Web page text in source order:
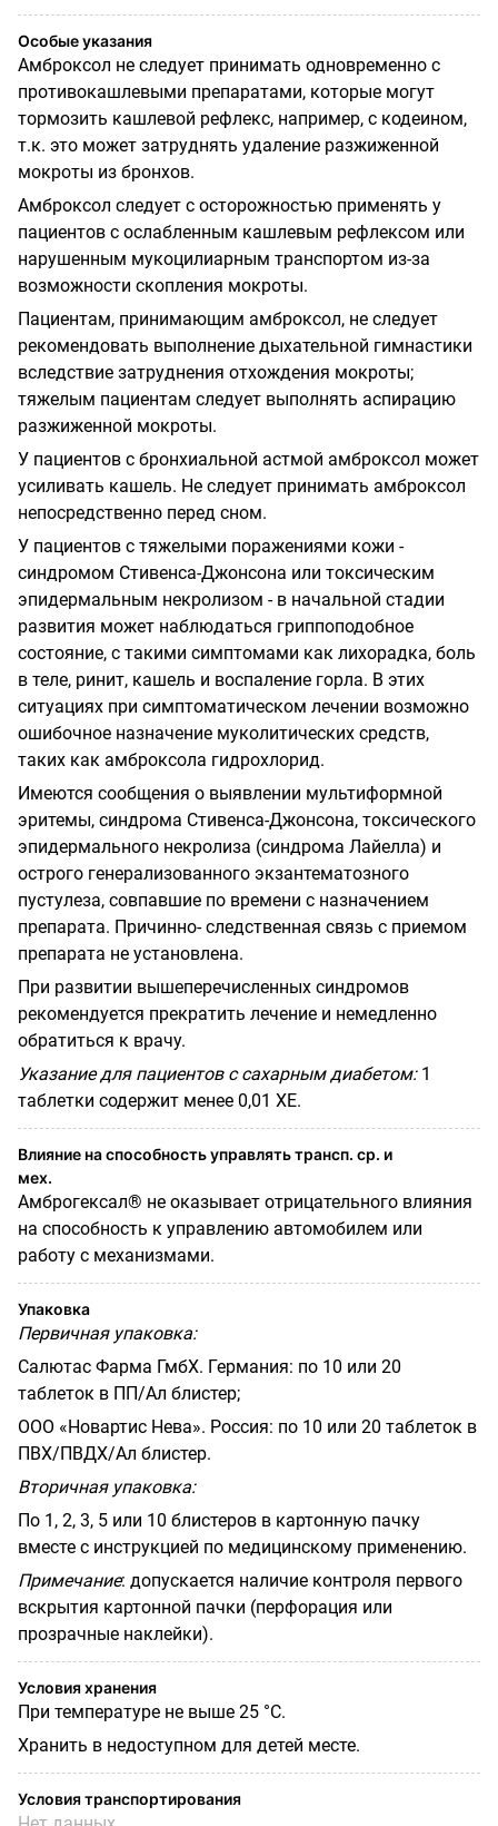
Особые указания
Амброксол не следует принимать одновременно с
противокашлевыми препаратами, которые могут
тормозить кашлевой рефлекс, например, с кодеином,
т.к. это может затруднять удаление разжиженной
мокроты из бронхов.
Амброксол следует с осторожностью применять у
пациентов с ослабленным кашлевым рефлексом или
нарушенным мукоцилиарным транспортом из-за
возможности скопления мокроты.
Пациентам, принимающим амброксол, не следует
рекомендовать выполнение дыхательной гимнастики
вследствие затруднения отхождения мокроты;
тяжелым пациентам следует выполнять аспирацию
разжиженной мокроты.
У пациентов с бронхиальной астмой амброксол может
усиливать кашель. Не следует принимать амброксол
непосредственно перед сном.
У пациентов с тяжелыми поражениями кожи -
синдромом Стивенса-Джонсона или токсическим
эпидермальным некролизом - в начальной стадии
развития может наблюдаться гриппоподобное
состояние, с такими симптомами как лихорадка, боль
в теле, ринит, кашель и воспаление горла. В этих
ситуациях при симптоматическом лечении возможно
ошибочное назначение муколитических средств,
таких как амброксола гидрохлорид.
Имеются сообщения о выявлении мультиформной
эритемы, синдрома Стивенса-Джонсона, токсического
эпидермального некролиза (синдрома Лайелла) и
острого генерализованного экзантематозного
пустулеза, совпавшие по времени с назначением
препарата. Причинно- следственная связь с приемом
препарата не установлена.
При развитии вышеперечисленных синдромов
рекомендуется прекратить лечение и немедленно
обратиться к врачу.
Указание для пациентов с сахарным диабетом: 1
таблетки содержит менее 0,01 ХЕ.
Влияние на способность управлять трансп. ср. и
мех.
Амброгексал® не оказывает отрицательного влияния
на способность к управлению автомобилем или
работу с механизмами.
Упаковка
Первичная упаковка:
Салютас Фарма ГмбХ. Германия: по 10 или 20
таблеток в ПП/Ал блистер;
ООО «Новартис Нева». Россия: по 10 или 20 таблеток в
ПВХ/ПВДХ/Ал блистер.
Вторичная упаковка:
По 1, 2, 3, 5 или 10 блистеров в картонную пачку
вместе с инструкцией по медицинскому применению.
Примечание: допускается наличие контроля первого
вскрытия картонной пачки (перфорация или
прозрачные наклейки).
Условия хранения
При температуре не выше 25 °C.
Хранить в недоступном для детей месте.
Условия транспортирования